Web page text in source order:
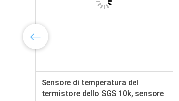
Sensore di temperatura del
termistore dello SGS 10k, sensore